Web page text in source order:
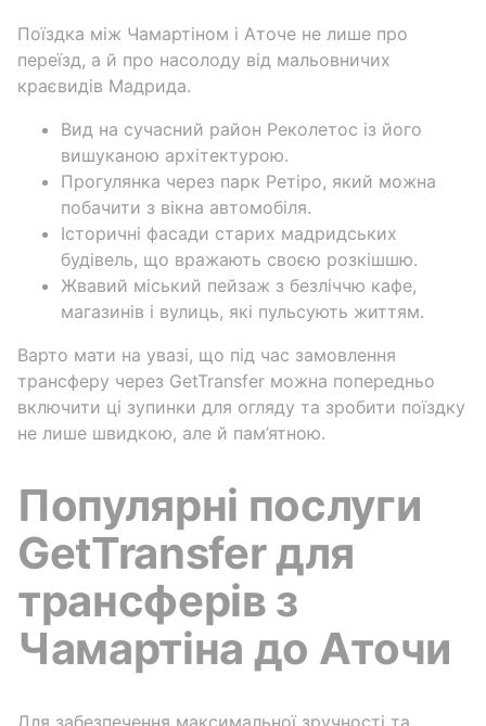
Поїздка між Чамартіном і Аточе не лише про
переїзд, а й про насолоду від мальовничих
краєвидів Мадрида.
Вид на сучасний район Реколетос із його
вишуканою архітектурою.
Прогулянка через парк Ретіро, який можна
побачити з вікна автомобіля.
Історичні фасади старих мадридських
будівель, що вражають своєю розкішшю.
Жвавий міський пейзаж з безліччю кафе,
магазинів і вулиць, які пульсують життям.
Варто мати на увазі, що під час замовлення
трансферу через GetTransfer можна попередньо
включити ці зупинки для огляду та зробити поїздку
не лише швидкою, але й пам’ятною.
Популярні послуги
GetTransfer для
трансферів з
Чамартіна до Аточи